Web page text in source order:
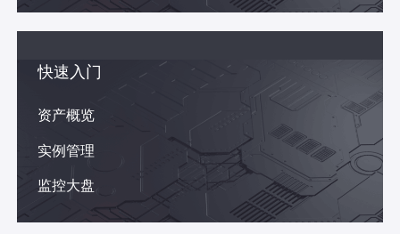
快速入门
资产概览
实例管理
监控大盘